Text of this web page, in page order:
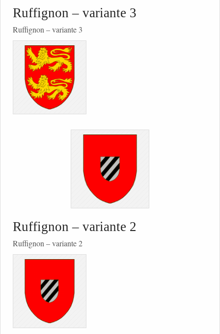
Ruffignon – variante 3
Ruffignon – variante 3
Ruffignon – variante 2
Ruffignon – variante 2